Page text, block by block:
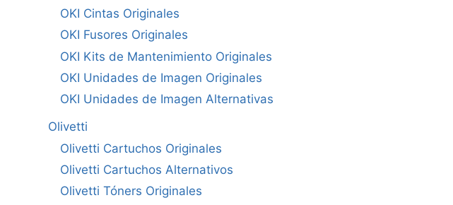
OKI Cintas Originales
OKI Fusores Originales
OKI Kits de Mantenimiento Originales
OKI Unidades de Imagen Originales
OKI Unidades de Imagen Alternativas
Olivetti
Olivetti Cartuchos Originales
Olivetti Cartuchos Alternativos
Olivetti Tóners Originales